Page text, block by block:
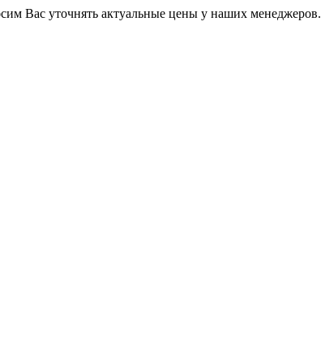
Вас уточнять актуальные цены у наших менеджеров.